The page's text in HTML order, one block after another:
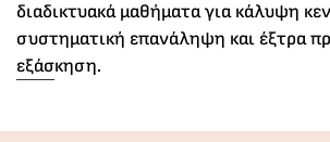
διαδικτυακά μαθήματα για κάλυψη
συστηματική επανάληψη και έξτρα
εξάσκηση.